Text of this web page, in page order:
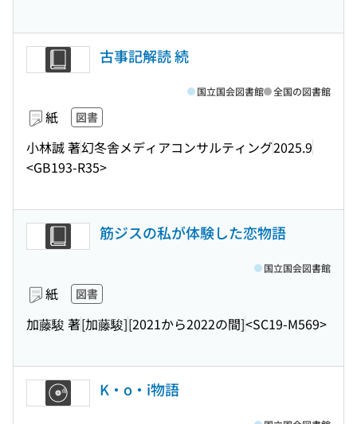
古事記解読 続
紙 図書
小林誠 著幻冬舎メディアコンサルティング2025.9
<GB193-R35>
国立国会図書館 全国の図書館
筋ジスの私が体験した恋物語
紙 図書
加藤駿 著[加藤駿][2021から2022の間]<SC19-M569>
国立国会図書館
K・o・i物語